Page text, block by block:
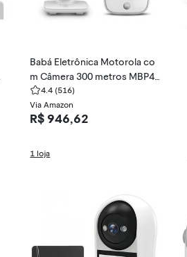
Babá Eletrônica Motorola co
m Câmera 300 metros MBP48
1 4.4 (516)
Via Amazon
R$ 946,62
1 loja